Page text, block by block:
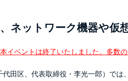
ネットワーク機器や仮
イベントは終了いたしました。多数の
田区、代表取締役・李光一郎）で